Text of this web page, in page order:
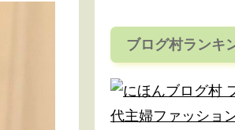
ブログ村ランキ